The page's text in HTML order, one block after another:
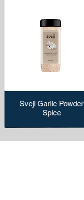
Sveji Garlic Powder
Spice